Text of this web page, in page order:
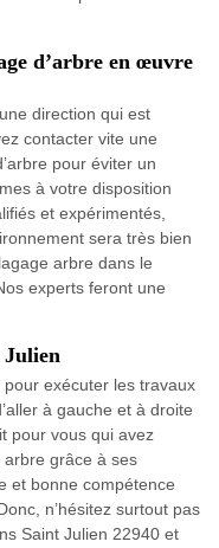
d’arbre en œuvre
direction qui est
contacter vite une
pour éviter un
à votre disposition
et expérimentés,
sera très bien
arbre dans le
experts feront une
Julien
exécuter les travaux
à gauche et à droite
pour vous qui avez
arbre grâce à ses
et bonne compétence
n’hésitez surtout pas
Saint Julien 22940 et